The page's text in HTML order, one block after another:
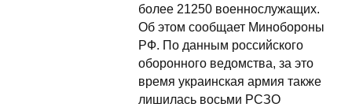
более 21250 военнослужащих.
Об этом сообщает Минобороны
РФ. По данным российского
оборонного ведомства, за это
время украинская армия также
лишилась восьми РСЗО